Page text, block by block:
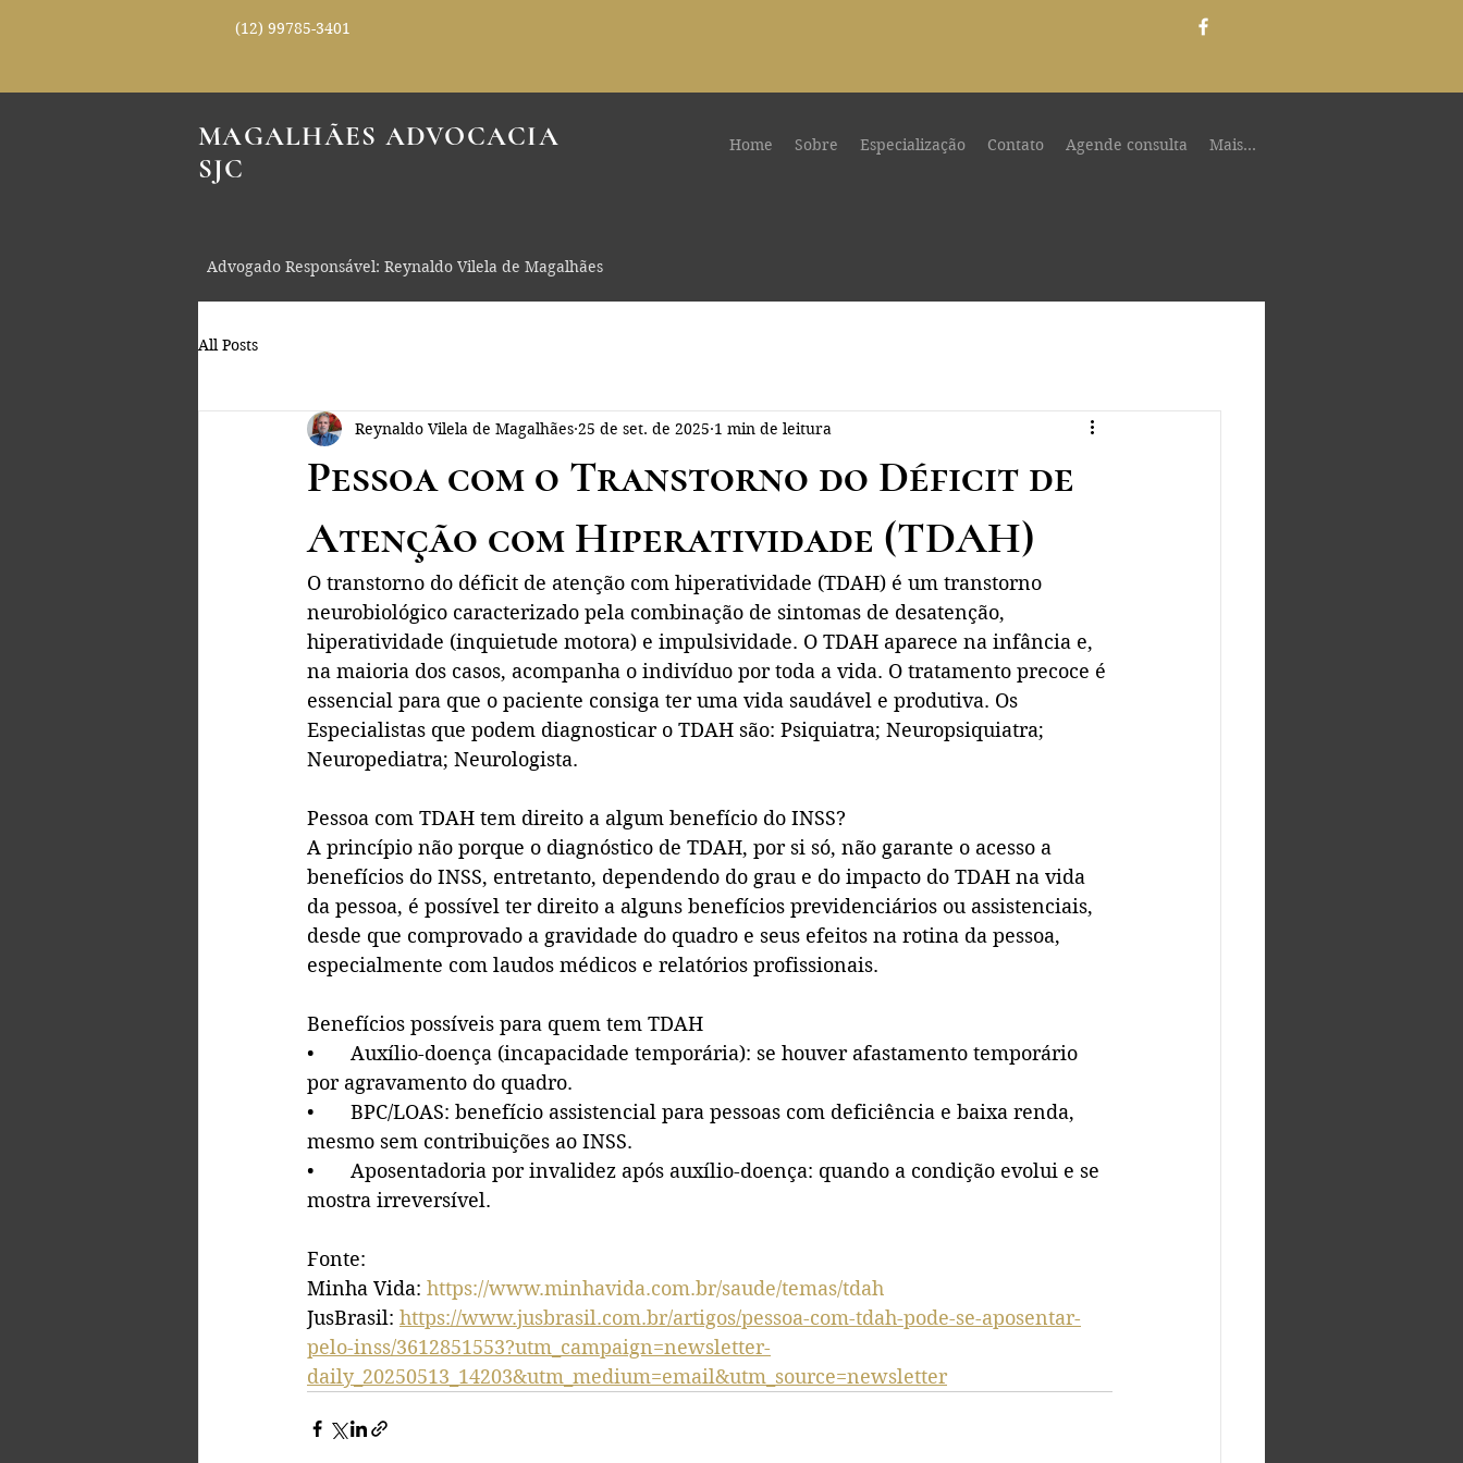
(12) 99785-3401
MAGALHÃES ADVOCACIA
SJC
Home Sobre Especialização Contato Agende consulta Mais...
Advogado Responsável: Reynaldo Vilela de Magalhães
All Posts
Pessoa com o Transtorno do Déficit de
Atenção com Hiperatividade (TDAH)
Reynaldo Vilela de Magalhães 25 de set. de 2025 1 min de leitura
O transtorno do déficit de atenção com hiperatividade (TDAH) é um transtorno
neurobiológico caracterizado pela combinação de sintomas de desatenção,
hiperatividade (inquietude motora) e impulsividade. O TDAH aparece na infância e,
na maioria dos casos, acompanha o indivíduo por toda a vida. O tratamento precoce é
essencial para que o paciente consiga ter uma vida saudável e produtiva. Os
Especialistas que podem diagnosticar o TDAH são: Psiquiatra; Neuropsiquiatra;
Neuropediatra; Neurologista.
Pessoa com TDAH tem direito a algum benefício do INSS?
A princípio não porque o diagnóstico de TDAH, por si só, não garante o acesso a
benefícios do INSS, entretanto, dependendo do grau e do impacto do TDAH na vida
da pessoa, é possível ter direito a alguns benefícios previdenciários ou assistenciais,
desde que comprovado a gravidade do quadro e seus efeitos na rotina da pessoa,
especialmente com laudos médicos e relatórios profissionais.
Benefícios possíveis para quem tem TDAH
•	Auxílio-doença (incapacidade temporária): se houver afastamento temporário
por agravamento do quadro.
•	BPC/LOAS: benefício assistencial para pessoas com deficiência e baixa renda,
mesmo sem contribuições ao INSS.
•	Aposentadoria por invalidez após auxílio-doença: quando a condição evolui e se
mostra irreversível.
Fonte:
Minha Vida: https://www.minhavida.com.br/saude/temas/tdah
JusBrasil: https://www.jusbrasil.com.br/artigos/pessoa-com-tdah-pode-se-aposentar-
pelo-inss/3612851553?utm_campaign=newsletter-
daily_20250513_14203&utm_medium=email&utm_source=newsletter